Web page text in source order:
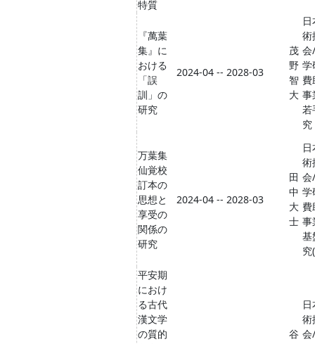
特質
『萬葉
集』に
おける
「誤
訓」の
研究
2024-04 -- 2028-03
茂
野
智
大
術
会
学
費
事
若
究
万葉集
仙覚校
訂本の
思想と
享受の
関係の
研究
2024-04 -- 2028-03
田
中
大
士
術
会
学
費
事
基
究
平安期
におけ
る古代
漢文学
の質的
谷
術
会